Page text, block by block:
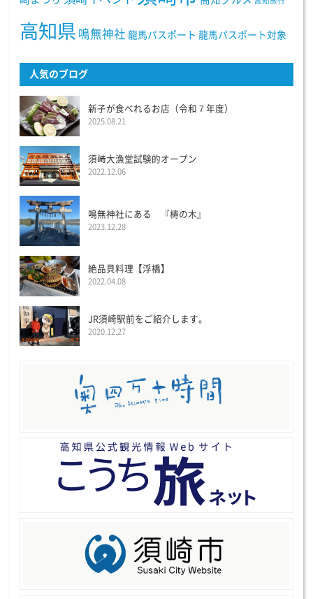
高知県 鳴無神社 龍馬パスポート 龍馬パスポート対象
人気のブログ
新子が食べれるお店（令和７年度）
2025.08.21
須﨑大漁堂試験的オープン
2022.12.06
鳴無神社にある 『梼の木』
2023.12.28
絶品貝料理【浮橋】
2022.04.08
JR須崎駅前をご紹介します。
2020.12.27